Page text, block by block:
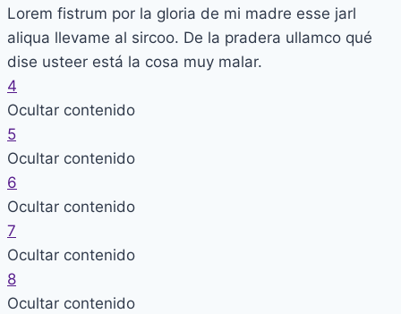
Lorem fistrum por la gloria de mi madre esse jarl
aliqua llevame al sircoo. De la pradera ullamco qué
dise usteer está la cosa muy malar.
4
Ocultar contenido
5
Ocultar contenido
6
Ocultar contenido
7
Ocultar contenido
8
Ocultar contenido